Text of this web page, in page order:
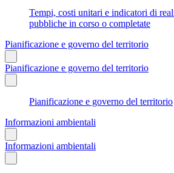
Tempi, costi unitari e indicatori di
pubbliche in corso o completate
Pianificazione e governo del territorio
Pianificazione e governo del territorio
Pianificazione e governo del territorio
Informazioni ambientali
Informazioni ambientali